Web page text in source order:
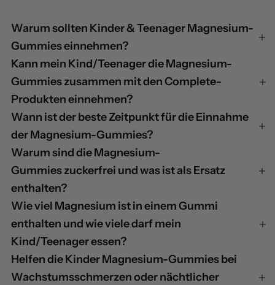
Warum sollten Kinder & Teenager Magnesium-
Gummies einnehmen?
Kann mein Kind/Teenager die Magnesium-
Gummies zusammen mit den Complete-
Produkten einnehmen?
Wann ist der beste Zeitpunkt für die Einnahme
der Magnesium-Gummies?
Warum sind die Magnesium-
Gummies zuckerfrei und was ist als Ersatz
enthalten?
Wie viel Magnesium ist in einem Gummi
enthalten und wie viele darf mein
Kind/Teenager essen?
Helfen die Kinder Magnesium-Gummies bei
Wachstumsschmerzen oder nächtlicher